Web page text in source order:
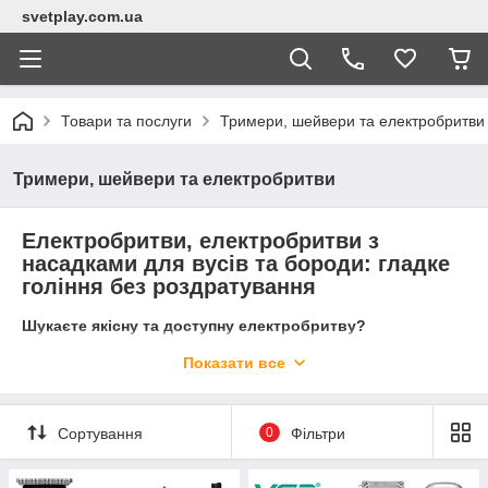
svetplay.com.ua
Товари та послуги Тримери, шейвери та електробритви
Тримери, шейвери та електробритви
Електробритви, електробритви з
насадками для вусів та бороди: гладке
гоління без роздратування
Шукаєте якісну та доступну електробритву?
У нашому розділі ви знайдете широкий вибір електробритв,
китайських виробників.
Показати все
Сортування 0 Фільтри